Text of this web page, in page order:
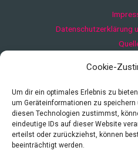
Cookie-
Um dir ein optimales Erlebnis zu
um Geräteinformationen zu
diesen Technologien zustimmst,
eindeutige IDs auf dieser Website
erteilst oder zurückziehst, können
beeinträchtigt werden.
Datenschutzerklärung